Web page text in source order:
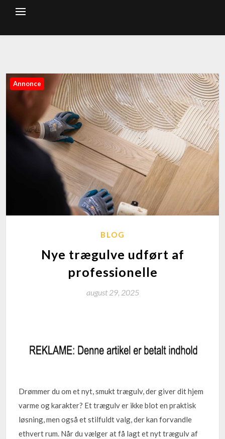
Annonce
BLOG
Nye trægulve udført af
professionelle
august 29, 2025
Drømmer du om et nyt, smukt trægulv, der giver dit hjem
varme og karakter? Et trægulv er ikke blot en praktisk
løsning, men også et stilfuldt valg, der kan forvandle
ethvert rum. Når du vælger at få lagt et nyt trægulv af